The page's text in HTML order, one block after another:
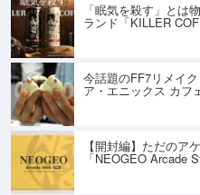
「眠気を殺す」とは
ランド「KILLER
今話題のFF7リメイ
ア・エニックス カフ
【開封編】ただのア
「NEOGEO Arcade